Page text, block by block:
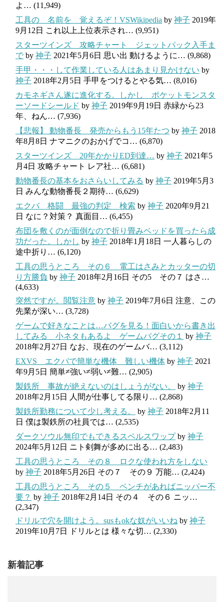
よ… (11,949)
工具の 名前を 覚えるぞ！VSWikipedia by 神子 2019年
9月12日 これ以上上位表示され… (9,951)
スターツインズ 攻略チャート ジェットパック入手ま
で by 神子 2021年5月6日 思い出 動けるように… (9,868)
手甲・・・して作業している人はあまり見かけない by
神子 2018年2月5日 手甲をつけるとやる気… (8,016)
カモネギさん遂に進化する。しかし ポケットモンスタ
ーソードシールド by 神子 2019年9月19日 赤緑から23
年、ねん… (7,936)
【悲報】 動物番長 発売からもう15年たつ by 神子 2018
年8月8日 ナマニクのおかげでコ… (6,870)
スターツインズ 20年かかりED到達… by 神子 2021年5
月4日 攻略チャート レア社… (6,681)
動物番長の基本をおさらいしてみる by 神子 2019年5月3
日 みんな動物番長２期待… (6,629)
エクバ 格闘 最強の判定 検索 by 神子 2020年9月21
日 なに？対策？ 真面目… (6,455)
布団を敷くのが面倒なので折り畳みベッドを買ったら成
功だった。しかし by 神子 2018年1月18日 一人暮らしの
途中折り… (6,120)
工具の思うところ その６ 電工はさみとカッターの切
り方勝負 by 神子 2018年2月16日 その5 その７ はさ…
(4,633)
突然ですが。閲覧注意 by 神子 2019年7月6日 注意、この
先業が深い… (3,728)
ゲームで好きなことは…バグを見る！面白いから書き出
してみる 小ネタもあるよ ゲームバグその１
by 神子
2018年2月27日 なお、現在のゲームバ… (3,112)
EXVS エクバで簡単な機体 難しい機体 by 神子 2021
年9月5日 簡単≠強い≠弱い≠難… (2,905)
製鉄所 事故が絶えないのはしょうがない。
by 神子
2018年2月15日
人間が仕事してる限り… (2,868)
製鉄所勤務について少し考える。
by 神子 2018年2月11
日 僕は製鉄所の社員では… (2,535)
ダークソウル無印でもできるスペルスワップby 神子
2024年5月12日 ニト剣舞が多めに出る… (2,483)
工具の思うところ その８ ロクな使われ方をしない
by 神子 2018年5月26日 その７ その９ 万能… (2,424)
工具の思うところ その５ ペンチがあればニッパー不
要？ by 神子 2018年2月14日 その４ その６ ニッ…
(2,347)
ドリルで穴を開けよう。susもokな奴がいいね by 神子
2019年10月7日
ドリルとは 様々な切… (2,330)
新着記事